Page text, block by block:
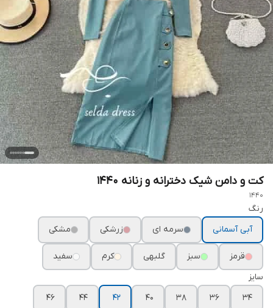
کت و دامن شیک دخترانه و زنانه ۱۴۴۰
1440
رنگ
آبی آسمانی
سرمه ای زرشکی مشکی
قرمز سبز گلبهی کرم
سفید
سایز
۳۴
۳۶ ۳۸ ۴۰ ۴۲ ۴۴ ۴۶